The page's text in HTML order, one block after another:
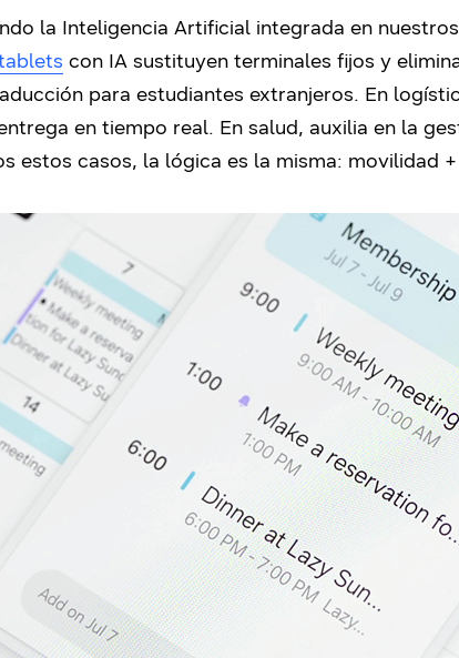
la Inteligencia Artificial integrada en
con IA sustituyen terminales fijos y
para estudiantes extranjeros. En
en tiempo real. En salud, auxilia en la
estos casos, la lógica es la misma: movilidad